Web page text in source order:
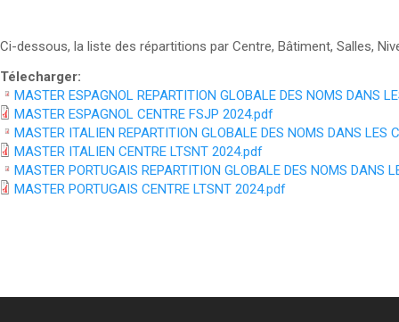
Ci-dessous, la liste des répartitions par Centre, Bâtiment, Salles,
Télecharger:
MASTER ESPAGNOL REPARTITION GLOBALE DES NOMS DANS
MASTER ESPAGNOL CENTRE FSJP 2024.pdf
MASTER ITALIEN REPARTITION GLOBALE DES NOMS DANS LES
MASTER ITALIEN CENTRE LTSNT 2024.pdf
MASTER PORTUGAIS REPARTITION GLOBALE DES NOMS DANS
MASTER PORTUGAIS CENTRE LTSNT 2024.pdf